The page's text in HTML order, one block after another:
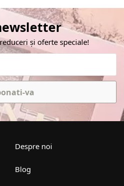
și oferte speciale!
va
Despre noi
Blog